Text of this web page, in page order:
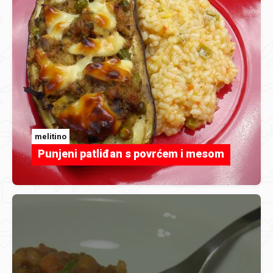
melitino
Punjeni patliđan s povrćem i mesom